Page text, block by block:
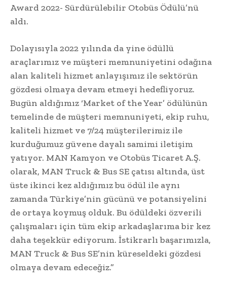
Award 2022- Sürdürülebilir Otobüs Ödülü’nü
aldı.
Dolayısıyla 2022 yılında da yine ödüllü
araçlarımız ve müşteri memnuniyetini odağına
alan kaliteli hizmet anlayışımız ile sektörün
gözdesi olmaya devam etmeyi hedefliyoruz.
Bugün aldığımız ‘Market of the Year’ ödülünün
temelinde de müşteri memnuniyeti, ekip ruhu,
kaliteli hizmet ve 7/24 müşterilerimiz ile
kurduğumuz güvene dayalı samimi iletişim
yatıyor. MAN Kamyon ve Otobüs Ticaret A.Ş.
olarak, MAN Truck & Bus SE çatısı altında, üst
üste ikinci kez aldığımız bu ödül ile aynı
zamanda Türkiye’nin gücünü ve potansiyelini
de ortaya koymuş olduk. Bu ödüldeki özverili
çalışmaları için tüm ekip arkadaşlarıma bir kez
daha teşekkür ediyorum. İstikrarlı başarımızla,
MAN Truck & Bus SE’nin küreseldeki gözdesi
olmaya devam edeceğiz.”